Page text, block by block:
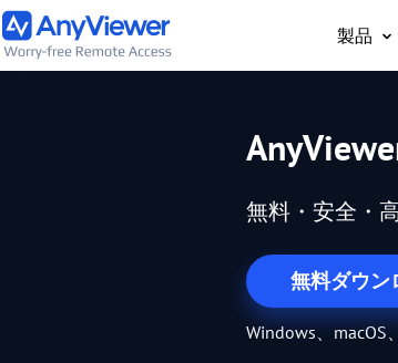
製品
セス
無料・安全・
無料ダウン
Windows、macOS